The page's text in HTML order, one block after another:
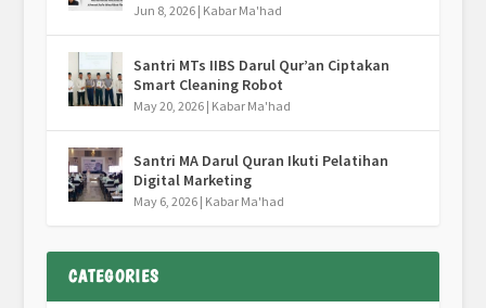
Jun 8, 2026| Kabar Ma'had
Santri MTs IIBS Darul Qur’an Ciptakan
Smart Cleaning Robot
May 20, 2026| Kabar Ma'had
Santri MA Darul Quran Ikuti Pelatihan
Digital Marketing
May 6, 2026| Kabar Ma'had
CATEGORIES